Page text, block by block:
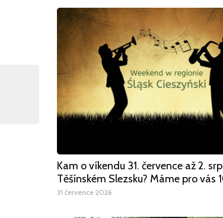
Kam o víkendu 31. července až 2.
Těšínském Slezsku? Máme pro vás
31 července 2026